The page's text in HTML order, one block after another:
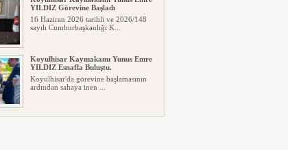
YILDIZ Görevine Başladı
16 Haziran 2026 tarihli ve 2026/148
sayılı Cumhurbaşkanlığı K...
Koyulhisar Kaymakamı Yunus Emre
YILDIZ Esnafla Buluştu.
Koyulhisar'da görevine başlamasının
ardından sahaya inen ...
Koyulhisar Bir Çıkış Arıyor…